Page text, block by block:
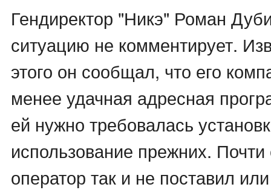
Гендиректор "Никэ" Роман
ситуацию не комментирует.
этого он сообщал, что его
менее удачная адресная
ей нужно требовалась
использование прежних. Почти
оператор так и не поставил